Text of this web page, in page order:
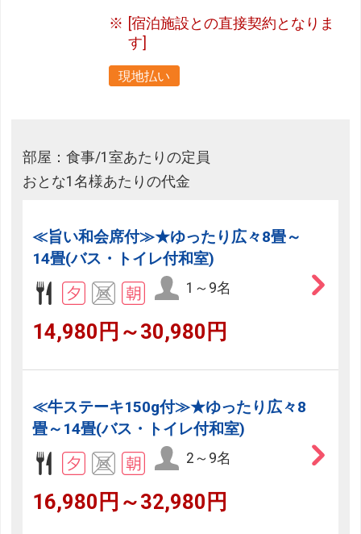
[宿泊施設との直接契約となりま
す]
現地払い
部屋：食事/1室あたりの定員
おとな1名様あたりの代金
≪旨い和会席付≫★ゆったり広々8畳～
14畳(バス・トイレ付和室)
1～9名
14,980円～30,980円
≪牛ステーキ150g付≫★ゆったり広々8
畳～14畳(バス・トイレ付和室)
2～9名
16,980円～32,980円